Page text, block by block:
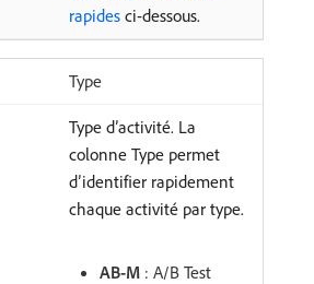
rapides ci-dessous.
Type
Type d’activité. La
colonne Type permet
d’identifier rapidement
chaque activité par type.
AB-M : A/B Test